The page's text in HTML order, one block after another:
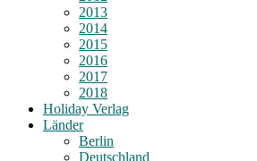
2013
2014
2015
2016
2017
2018
Holiday Verlag
Länder
Berlin
Deutschland